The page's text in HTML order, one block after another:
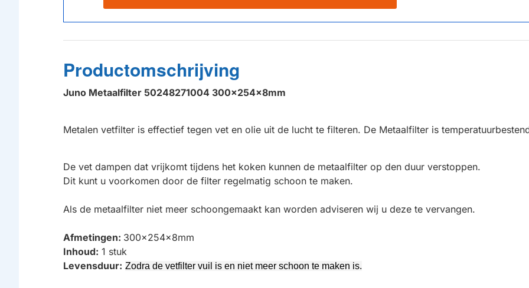
Productomschrijving
Juno Metaalfilter 50248271004 300x254x8mm
Metalen vetfilter is effectief tegen vet en olie uit de lucht te filteren. De Metaalfilter is
De vet dampen dat vrijkomt tijdens het koken kunnen de metaalfilter op den duur verstoppen.
Dit kunt u voorkomen door de filter regelmatig schoon te maken.
Als de metaalfilter niet meer schoongemaakt kan worden adviseren wij u deze te vervangen.
Afmetingen: 300x254x8mm
Inhoud: 1 stuk
Levensduur: Zodra de vetfilter vuil is en niet meer schoon te maken is.